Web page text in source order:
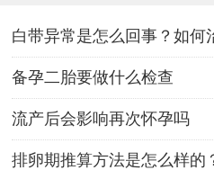
白带异常是怎么回事？如何
备孕二胎要做什么检查
流产后会影响再次怀孕吗
排卵期推算方法是怎么样的